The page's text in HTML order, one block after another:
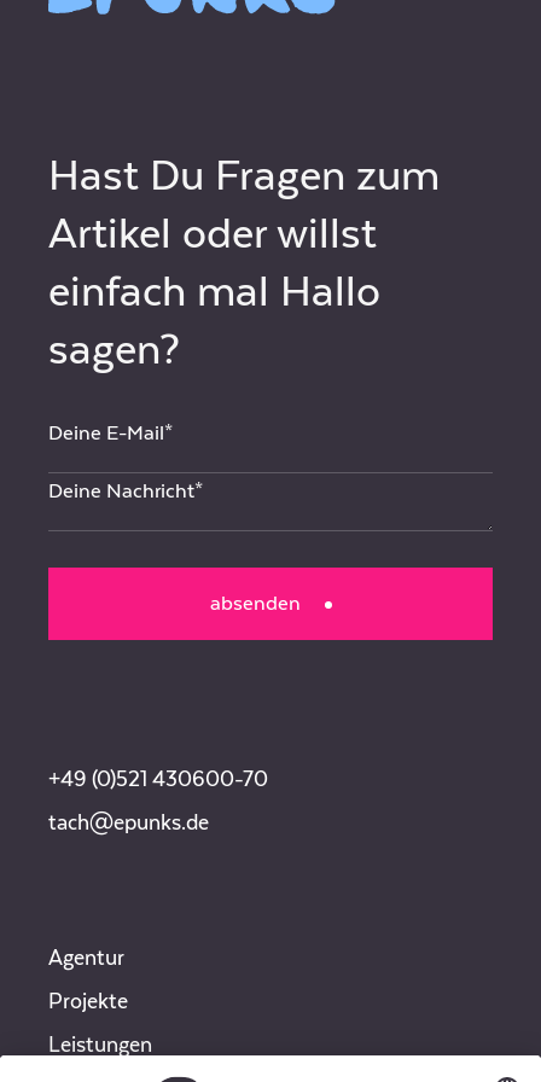
Hast Du Fragen zum
Artikel oder willst
einfach mal Hallo
sagen?
absenden
+49 (0)521 430600-70
tach@epunks.de
Agentur
Projekte
Leistungen